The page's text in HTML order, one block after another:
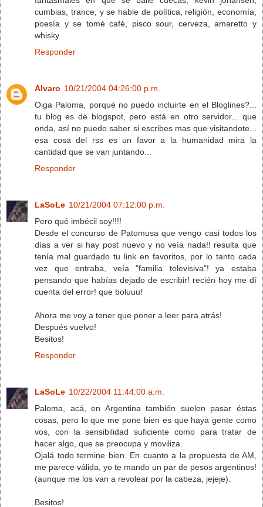
cumbias, trance, y se hable de política, religión, economía,
poesía y se tomé café, pisco sour, cerveza, amaretto y
whisky
Responder
Alvaro 10/21/2004 04:26:00 p.m.
Oiga Paloma, porqué no puedo incluirte en el Bloglines?...
tu blog es de blogspot, pero está en otro servidor... que
onda, así no puedo saber si escribes mas que visitandote...
esa cosa del rss es un favor a la humanidad mira la
cantidad que se van juntando...
Responder
LaSoLe 10/21/2004 07:12:00 p.m.
Pero qué imbécil soy!!!!
Desde el concurso de Patomusa que vengo casi todos los
días a ver si hay post nuevo y no veía nada!! resulta que
tenía mal guardado tu link en favoritos, por lo tanto cada
vez que entraba, veía "familia televisiva"! ya estaba
pensando que habías dejado de escribir! recién hoy me dí
cuenta del error! que boluuu!
Ahora me voy a tener que poner a leer para atrás!
Después vuelvo!
Besitos!
Responder
LaSoLe 10/22/2004 11:44:00 a.m.
Paloma, acá, en Argentina también suelen pasar éstas
cosas, pero lo que me pone bien es que haya gente como
vos, con la sensibilidad suficiente como para tratar de
hacer algo, que se preocupa y moviliza.
Ojalá todo termine bien. En cuanto a la propuesta de AM,
me parece válida, yo te mando un par de pesos argentinos!
(aunque me los van a revolear por la cabeza, jejeje).
Besitos!